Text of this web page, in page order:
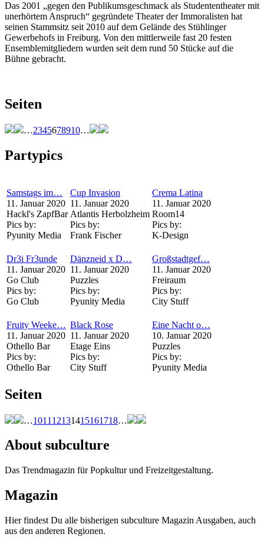
Das 2001 „gegen den Publikumsgeschmack als Studententheater mit
unerhörtem Anspruch“ gegründete Theater der Immoralisten hat
seinen Stammsitz seit 2010 auf dem Gelände des Stühlinger
Gewerbehofs in Freiburg. Von den mittlerweile fast 20 festen
Ensemblemitgliedern wurden seit dem rund 50 Stücke auf die
Bühne gebracht.
Seiten
…2345678910…
Partypics
Samstags im…
11. Januar 2020
Hackl's ZapfBar
Pics by:
Pyunity Media
Cup Invasion
11. Januar 2020
Atlantis Herbolzheim
Pics by:
Frank Fischer
Crema Latina
11. Januar 2020
Room14
Pics by:
K-Design
Dr3i Fr3unde
11. Januar 2020
Go Club
Pics by:
Go Club
Dänzneid x D…
11. Januar 2020
Puzzles
Pics by:
Pyunity Media
Großstadtgef…
11. Januar 2020
Freiraum
Pics by:
City Stuff
Fruity Weeke…
11. Januar 2020
Othello Bar
Pics by:
Othello Bar
Black Rose
11. Januar 2020
Etage Eins
Pics by:
City Stuff
Eine Nacht o…
10. Januar 2020
Puzzles
Pics by:
Pyunity Media
Seiten
…1011 12131415161718…
About subculture
Das Trendmagazin für Popkultur und Freizeitgestaltung.
Magazin
Hier findest Du alle bisherigen subculture Magazin Ausgaben, auch
aus den anderen Regionen.